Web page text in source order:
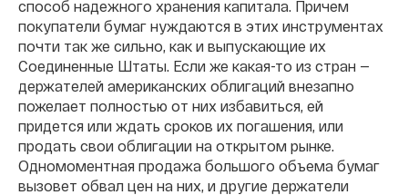
способ надежного хранения капитала. Причем
покупатели бумаг нуждаются в этих инструментах
почти так же сильно, как и выпускающие их
Соединенные Штаты. Если же какая-то из стран —
держателей американских облигаций внезапно
пожелает полностью от них избавиться, ей
придется или ждать сроков их погашения, или
продать свои облигации на открытом рынке.
Одномоментная продажа большого объема бумаг
вызовет обвал цен на них, и другие держатели